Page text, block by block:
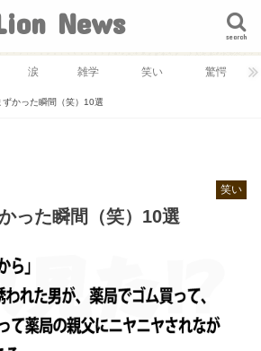
News search
涙 雑学 笑い 驚愕
ずかった瞬間（笑）10選
笑い
った瞬間（笑）10選